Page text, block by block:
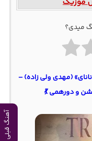
آهنگ قبلی
میدی؟
(مهدی ولی زاده) –
و دورهمی 💃